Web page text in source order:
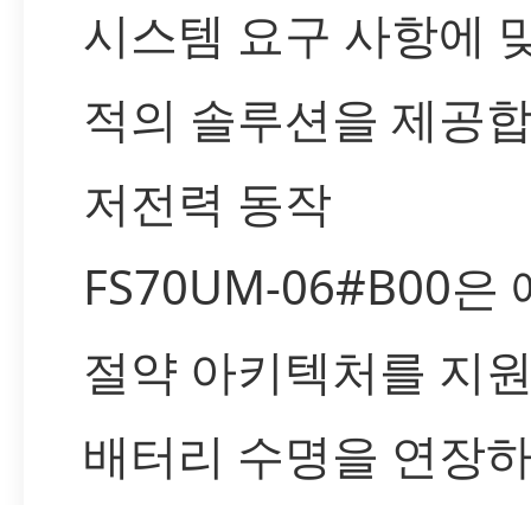
시스템 요구 사항에
적의 솔루션을 제공
저전력 동작
FS70UM-06#B00은
절약 아키텍처를 지
배터리 수명을 연장